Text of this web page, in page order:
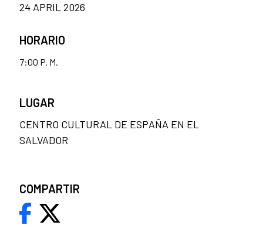
24 APRIL 2026
HORARIO
7:00 P. M.
LUGAR
CENTRO CULTURAL DE ESPAÑA EN EL
SALVADOR
COMPARTIR